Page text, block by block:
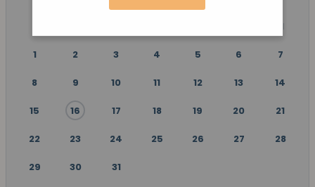
N
1 2 3 4 5 6 7
8 9 10 11 12 13 14
15 16 17 18 19 20 21
22 23 24 25 26 27 28
29 30 31